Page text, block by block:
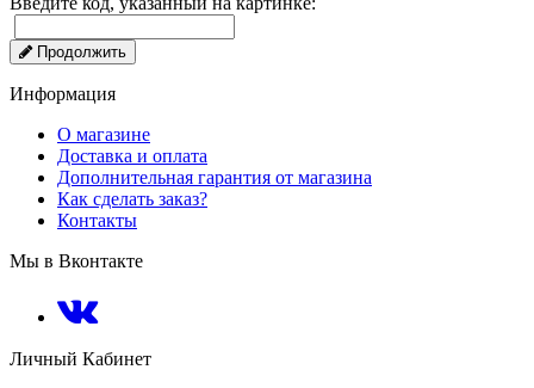
Продолжить
Информация
О магазине
Доставка и оплата
Дополнительная гарантия от магазина
Как сделать заказ?
Контакты
Мы в Вконтакте
Личный Кабинет